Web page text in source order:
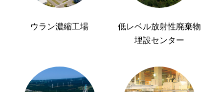
ウラン濃縮工場
低レベル放射性廃棄物
埋設センター